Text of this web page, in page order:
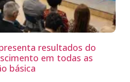
resultados do
em todas as
básica